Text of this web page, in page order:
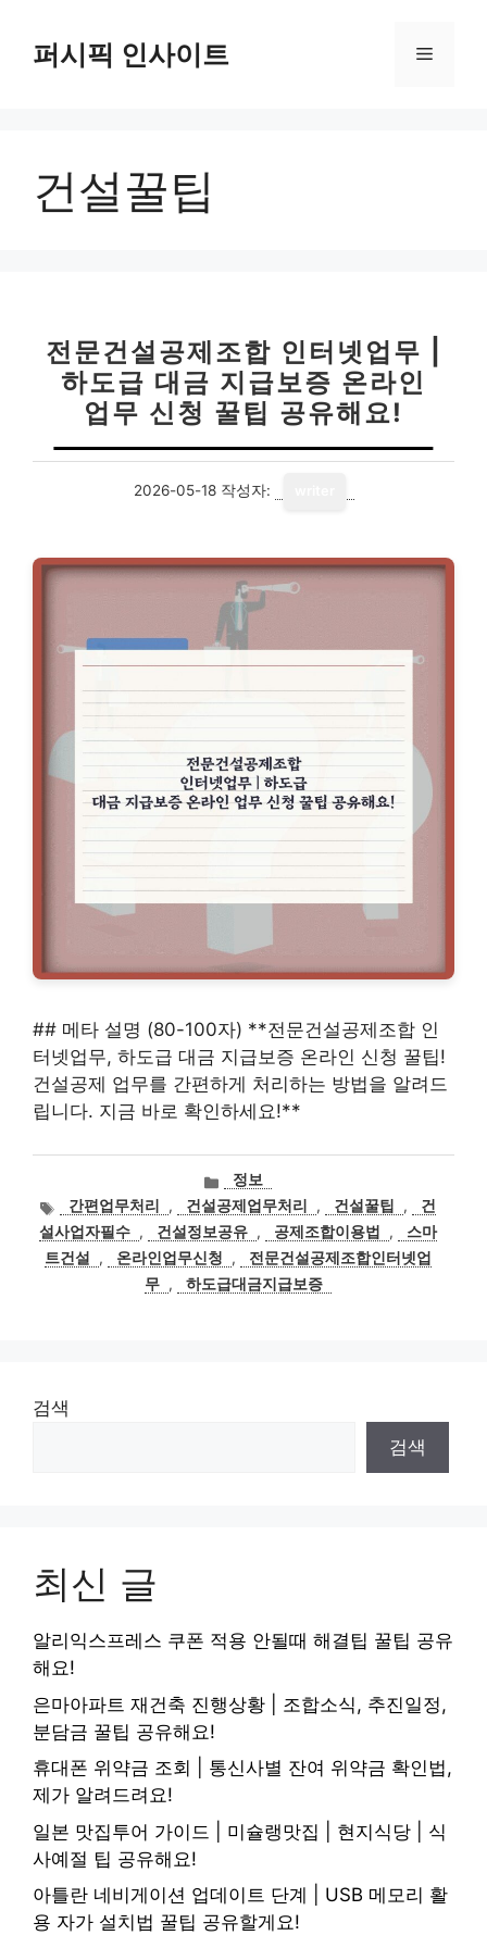
퍼시픽 인사이트 메
건설꿀팁
전문건설공제조합 인터넷업무 |
하도급 대금 지급보증 온라인
업무 신청 꿀팁 공유해요!
2026-05-18 작성자:
## 메타 설명 (80-100자) **전문건설공제조합 인
터넷업무, 하도급 대금 지급보증 온라인 신청 꿀팁!
건설공제 업무를 간편하게 처리하는 방법을 알려드
립니다. 지금 바로 확인하세요!**
카
테
고
리
정보
태
그
간편업무처리 , 건설공제업무처리 , 건설꿀팁 ,
건
설사업자필수 , 건설정보공유 , 공제조합이용법 ,
스마
트건설
, 온라인업무신청 ,
전문건설공제조합인터넷업
무 , 하도급대금지급보증
검색
검색
최신 글
알리익스프레스 쿠폰 적용 안될때 해결팁 꿀팁 공유
해요!
은마아파트 재건축 진행상황 | 조합소식, 추진일정,
분담금 꿀팁 공유해요!
휴대폰 위약금 조회 | 통신사별 잔여 위약금 확인법,
제가 알려드려요!
일본 맛집투어 가이드 | 미슐랭맛집 | 현지식당 | 식
사예절 팁 공유해요!
아틀란 네비게이션 업데이트 단계 | USB 메모리 활
용 자가 설치법 꿀팁 공유할게요!